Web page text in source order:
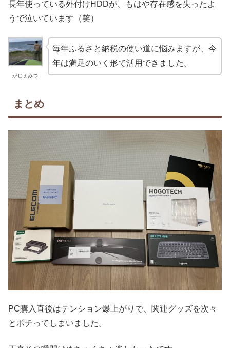
長年使っている外付けHDDが、もはや存在感を失ったよ
うで泣いています（笑）
がじぇみつ
毎年ふるさと納税の使い道に悩みますが、今
年は満足のいく形で活用できました。
まとめ
PC購入直後はテンション爆上がりで、関連グッズを次々
とポチってしまいました。